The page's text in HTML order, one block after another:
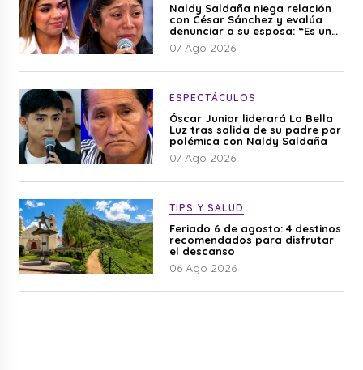
Naldy Saldaña niega relación
con César Sánchez y evalúa
denunciar a su esposa: “Es una
difamación”
07 Ago 2026
ESPECTÁCULOS
Óscar Junior liderará La Bella
Luz tras salida de su padre por
polémica con Naldy Saldaña
07 Ago 2026
TIPS Y SALUD
Feriado 6 de agosto: 4 destinos
recomendados para disfrutar
el descanso
06 Ago 2026